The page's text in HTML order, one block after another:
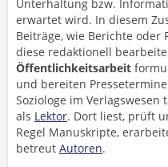
Unterhaltung bzw.
erwartet wird. In diesem
Beiträge, wie Berichte oder
diese redaktionell
Öffentlichkeitsarbeit
und bereiten
Soziologe im
als Lektor. Dort liest, prüft
Regel Manuskripte,
betreut Autoren.